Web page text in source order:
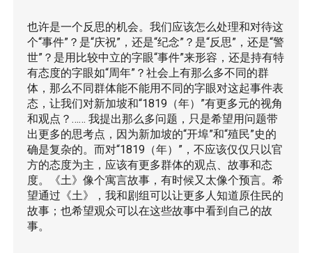
也许是一个反思的机会。我们应该怎么处理和对待这
个“事件”？是“庆祝”，还是“纪念”？是“反思”，还是“警
世”？是用比较中立的字眼“事件”来形容，还是持有特
有态度的字眼如“周年”？社会上有那么多不同的群
体，那么不同群体能不能用不同的字眼对这起事件表
态，让我们对新加坡和“1819（年）”有更多元的视角
和观点？…… 我提出那么多问题，只是希望用问题带
出更多的思考点，因为新加坡的“开埠”和“殖民”史的
确是复杂的。而对“1819（年）”，不应该仅仅只以官
方的态度为主，应该有更多群体的观点、故事和态
度。《土》像个寓言故事，有时候又太像个预言。希
望通过《土》，我和剧组可以让更多人知道原住民的
故事；也希望观众可以在这些故事中看到自己的故
事。